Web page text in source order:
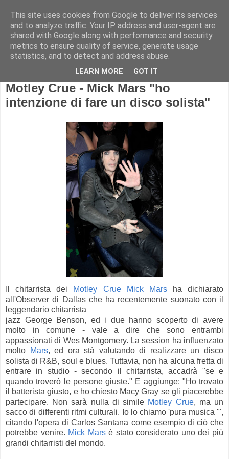
Motley Crue - Mick Mars "ho
intenzione di fare un disco solista"
Il chitarrista dei Motley Crue Mick Marsha dichiarato
all'Observer di Dallas che ha recentemente suonato con il
leggendario chitarrista
jazz George Benson, ed i due hanno scoperto di avere
molto in comune - vale a dire che sono entrambi
appassionati di Wes Montgomery. La session ha influenzato
molto
Mars, ed ora stà valutando di realizzare un disco
solista di R&B, soul e blues.Tuttavia, non ha alcuna fretta di
entrare in studio - secondo il chitarrista, accadrà "se e
quando troverò le persone giuste." E aggiunge: "Ho trovato
il batterista giusto, e ho chiesto Macy Gray se gli piacerebbe
partecipare. Non sarà nulla di simile Motley Crue, ma un
sacco di differenti ritmi culturali. Io lo chiamo 'pura musica '",
citando l'opera di Carlos Santana come esempio di ciò che
potrebbe venire. Mick Marsè stato considerato uno dei più
grandi chitarristi del mondo.
This site uses cookies from Google to deliver its services
and to analyze traffic. Your IP address and user-agent are
shared with Google along with performance and security
metrics to ensure quality of service, generate usage
statistics, and to detect and address abuse.
LEARN MORE GOT IT